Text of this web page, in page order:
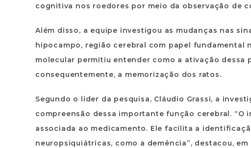
cognitiva nos roedores por meio da observação de
Além disso, a equipe investigou as mudanças nas
hipocampo, região cerebral com papel fundamental
molecular permitiu entender como a ativação dessa
consequentemente, a memorização dos ratos.
Segundo o líder da pesquisa, Cláudio Grassi, a
compreensão dessa importante função cerebral.
associada ao medicamento. Ele facilita a
neuropsiquiátricas, como a demência”, destacou,